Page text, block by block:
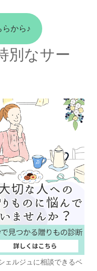
から♪
別なサー
ェルジュに相談できるベ